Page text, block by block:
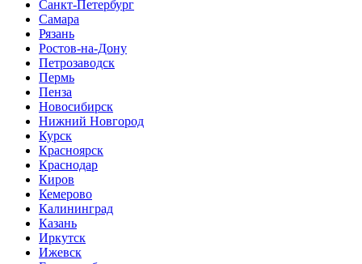
Санкт-Петербург
Самара
Рязань
Ростов-на-Дону
Петрозаводск
Пермь
Пенза
Новосибирск
Нижний Новгород
Курск
Красноярск
Краснодар
Киров
Кемерово
Калининград
Казань
Иркутск
Ижевск